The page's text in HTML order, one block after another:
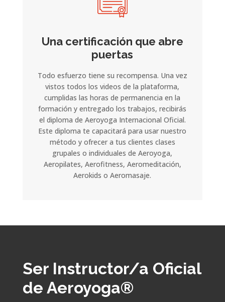
Una certificación que abre
puertas
Todo esfuerzo tiene su recompensa. Una vez
vistos todos los videos de la plataforma,
cumplidas las horas de permanencia en la
formación y entregado los trabajos, recibirás
el diploma de Aeroyoga Internacional Oficial.
Este diploma te capacitará para usar nuestro
método y ofrecer a tus clientes clases
grupales o individuales de Aeroyoga,
Aeropilates, Aerofitness, Aeromeditación,
Aerokids o Aeromasaje.
Ser Instructor/a Oficial
de Aeroyoga®